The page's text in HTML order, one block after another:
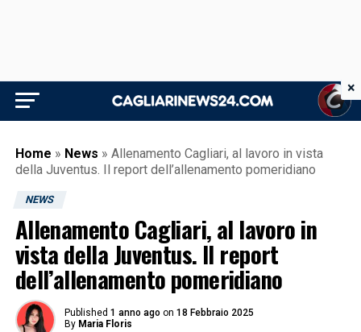
Home » News » Allenamento Cagliari, al lavoro in vista
della Juventus. Il report dell’allenamento pomeridiano
NEWS
Allenamento Cagliari, al lavoro in
vista della Juventus. Il report
dell’allenamento pomeridiano
Published 1 anno ago on 18 Febbraio 2025
By Maria Floris
×